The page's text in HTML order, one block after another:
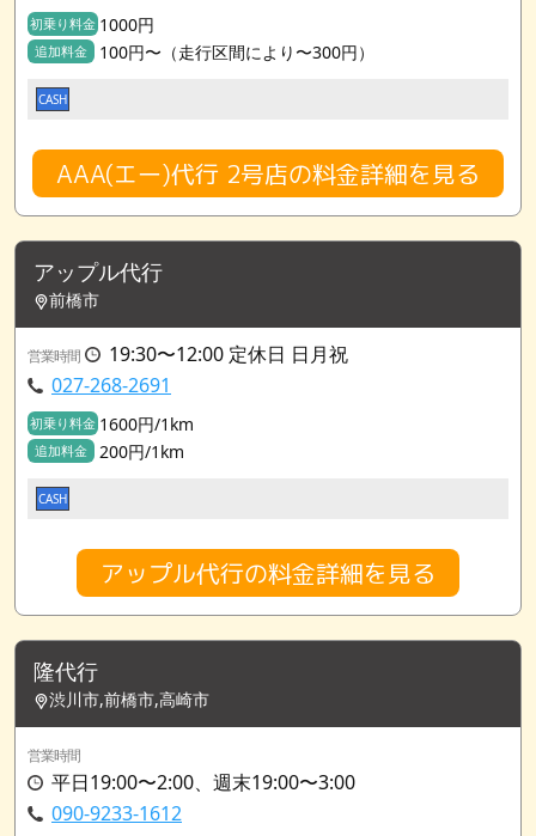
初乗り料金 1000円
追加料金 100円〜（走行区間により〜300円）
CASH
AAA(エー)代行 2号店の料金詳細を見る
アップル代行
前橋市
営業時間
19:30〜12:00 定休日 日月祝
027-268-2691
初乗り料金 1600円/1km
追加料金 200円/1km
CASH
アップル代行の料金詳細を見る
隆代行
渋川市,前橋市,高崎市
営業時間
平日19:00〜2:00、週末19:00〜3:00
090-9233-1612